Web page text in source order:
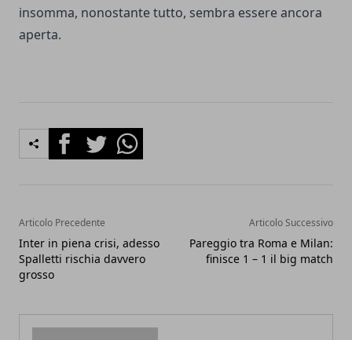
insomma, nonostante tutto, sembra essere ancora
aperta.
FacebookTwitterWhatsapp
Articolo Precedente
Inter in piena crisi, adesso
Spalletti rischia davvero
grosso
Articolo Successivo
Pareggio tra Roma e Milan:
finisce 1 – 1 il big match